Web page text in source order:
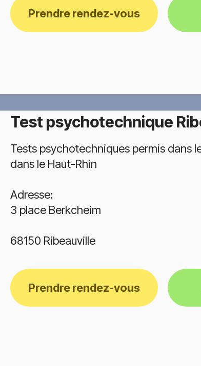
Prendre rendez-vous
Test psychotechnique
Tests psychotechniques permis dans
dans le Haut-Rhin
Adresse:
3 place Berkcheim
68150 Ribeauville
Prendre rendez-vous